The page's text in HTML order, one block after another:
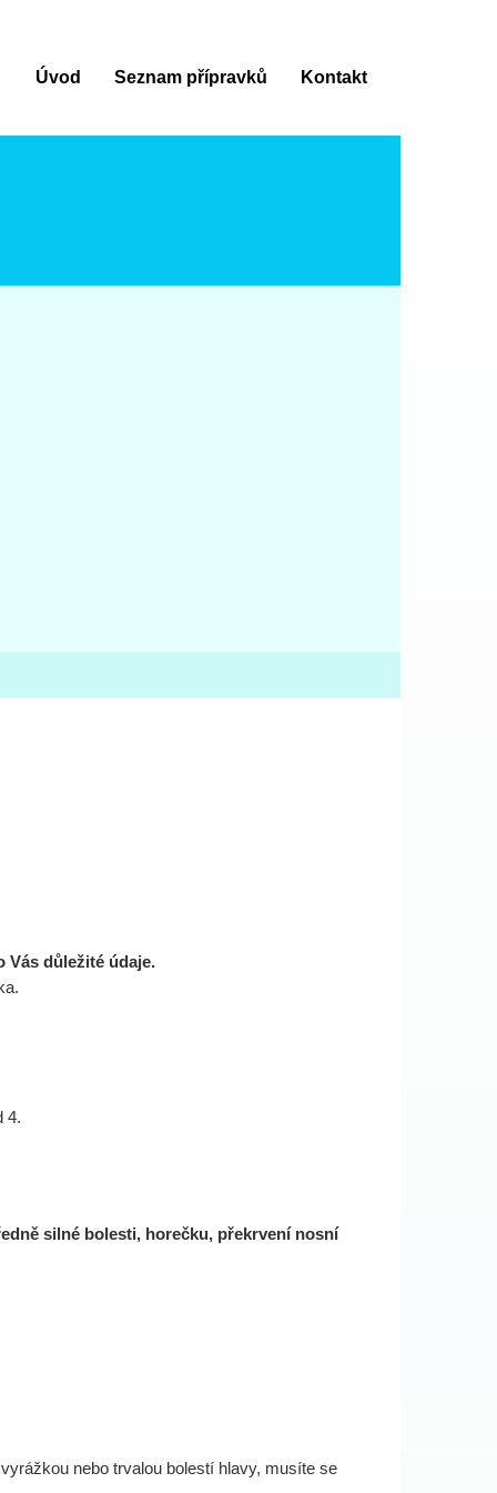
Úvod Seznam přípravků Kontakt
Vás důležité údaje.
4.
silné bolesti, horečku, překrvení nosní
nebo trvalou bolestí hlavy, musíte se